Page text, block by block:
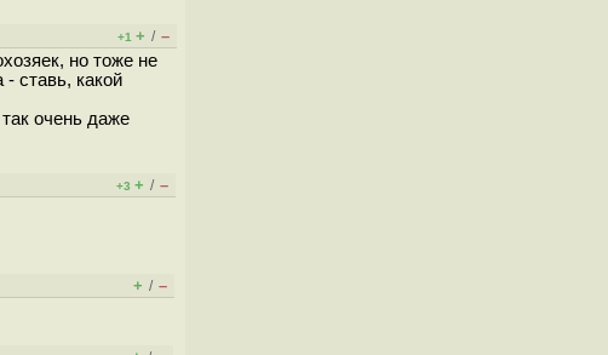
+1 + / –
но тоже не
ставь, какой
очень даже
+3 + / –
+ / –